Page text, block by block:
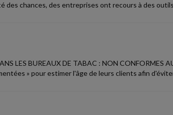
des chances, des entreprises ont recours à des
LES BUREAUX DE TABAC : NON CONFORMES
» pour estimer l'âge de leurs clients afin